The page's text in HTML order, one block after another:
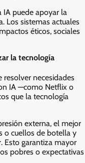
IA puede apoyar la
Los sistemas actuales
éticos, sociales
la tecnología
resolver necesidades
IA —como Netflix o
que la tecnología
externa, el mejor
o cuellos de botella y
Esto garantiza mayor
pobres o expectativas